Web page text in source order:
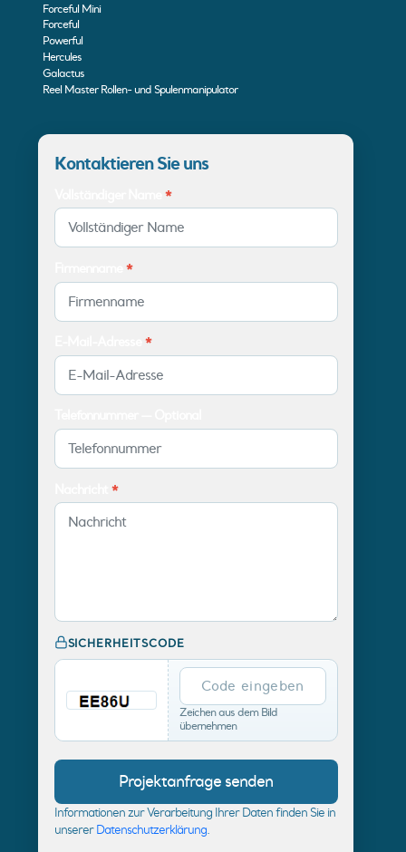
Forceful Mini
Forceful
Powerful
Hercules
Galactus
Reel Master Rollen- und Spulenmanipulator
Kontaktieren Sie uns
*
*
*
*
SICHERHEITSCODE
Zeichen aus dem Bild
übernehmen
Informationen zur Verarbeitung Ihrer Daten finden Sie in
unsererDatenschutzerklärung.